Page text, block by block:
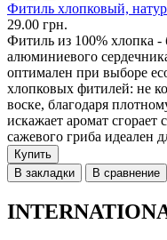
Фитиль хлопковый,
29.00 грн.
Фитиль из 100% хлопка -
алюминиевого
оптимален при выборе
хлопковых фитилей: не
воске, благодаря
искажает аромат сгорает
сажевого гриба идеален
Купить
В закладки
В сравнение